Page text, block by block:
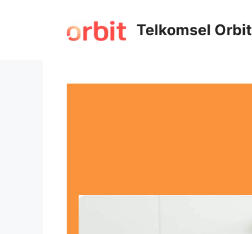
Telkomsel Orbit